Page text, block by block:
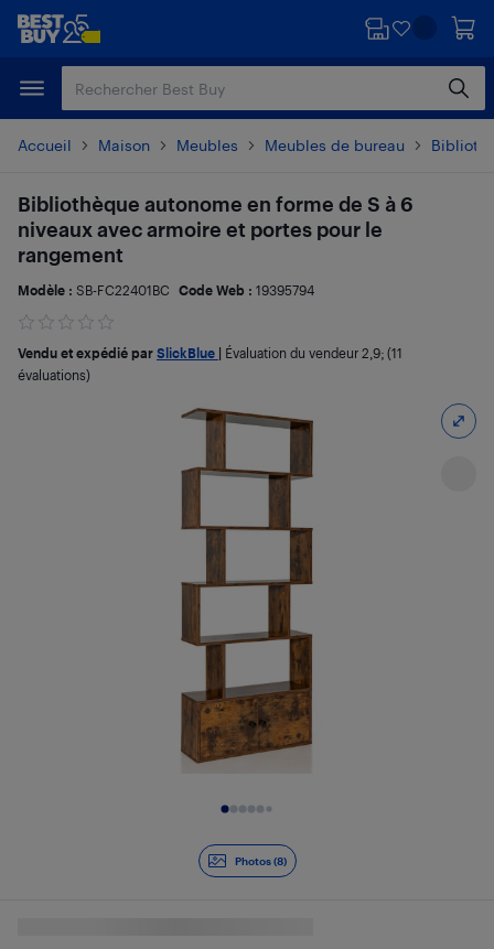
Passer
principal
Passer
Accueil Maison Meubles Meubles de bureau
Photos (8)
Bibliothèque autonome en forme de S à 6
niveaux avec armoire et portes pour le
rangement
Modèle : SB-FC22401BC Code Web : 19395794
Vendu et expédié par SlickBlue Évaluation du vendeur 2,9; (11
évaluations)